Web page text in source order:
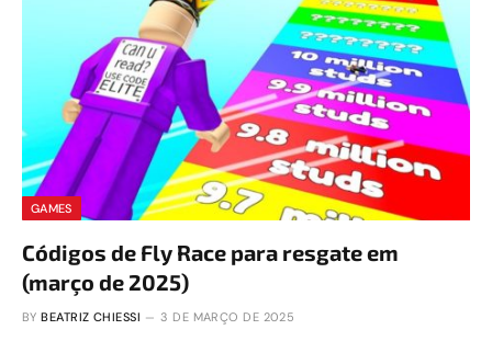
GAMES
Códigos de Fly Race para resgate em
(março de 2025)
BY BEATRIZ CHIESSI 3 DE MARÇO DE 2025